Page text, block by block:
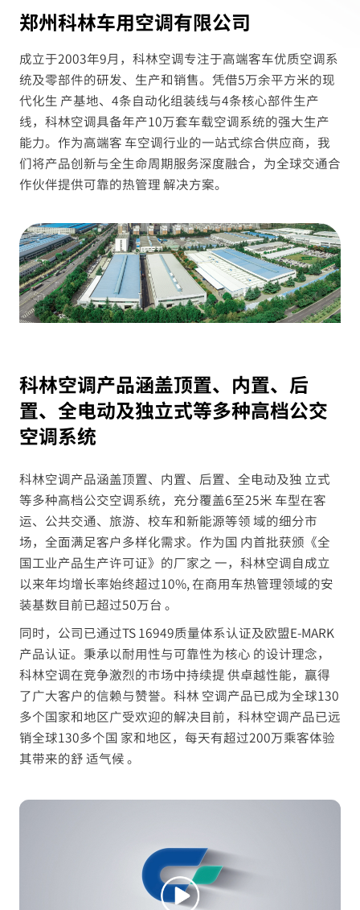
郑州科林车用空调有限公司
成立于2003年9月，科林空调专注于高端客车优质空调系
统及零部件的研发、生产和销售。凭借5万余平方米的现
代化生 产基地、4条自动化组装线与4条核心部件生产
线，科林空调具备年产10万套车载空调系统的强大生产
能力。作为高端客 车空调行业的一站式综合供应商，我
们将产品创新与全生命周期服务深度融合，为全球交通合
作伙伴提供可靠的热管理 解决方案。
科林空调产品涵盖顶置、内置、后
置、全电动及独立式等多种高档公交
空调系统
科林空调产品涵盖顶置、内置、后置、全电动及独 立式
等多种高档公交空调系统，充分覆盖6至25米 车型在客
运、公共交通、旅游、校车和新能源等领 域的细分市
场，全面满足客户多样化需求。作为国 内首批获颁《全
国工业产品生产许可证》的厂家之 一，科林空调自成立
以来年均增长率始终超过10%, 在商用车热管理领域的安
装基数目前已超过50万台 。
同时，公司已通过TS 16949质量体系认证及欧盟E-MARK
产品认证。秉承以耐用性与可靠性为核心 的设计理念，
科林空调在竞争激烈的市场中持续提 供卓越性能，赢得
了广大客户的信赖与赞誉。科林 空调产品已成为全球130
多个国家和地区广受欢迎的解决目前，科林空调产品已远
销全球130多个国 家和地区，每天有超过200万乘客体验
其带来的舒 适气候 。